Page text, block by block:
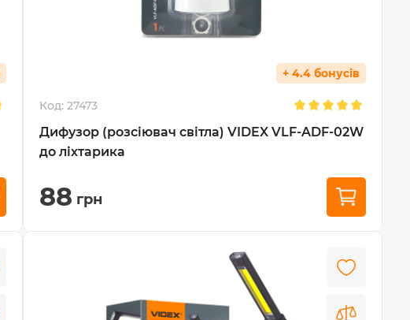
+ 4.4 бонусів
Код: 27473
Дифузор (розсіювач світла) VIDEX VLF-ADF-02W
до ліхтарика
88 грн